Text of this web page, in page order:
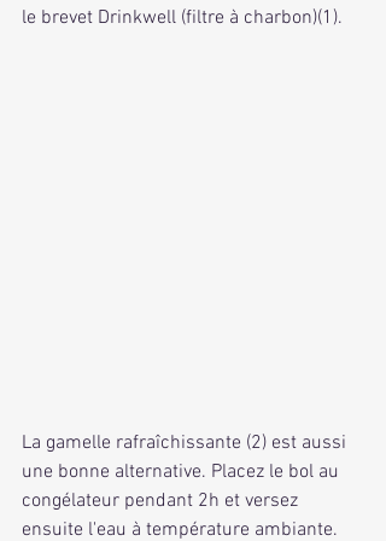
le brevet Drinkwell (filtre à charbon)(1).
La gamelle rafraîchissante (2) est aussi
une bonne alternative. Placez le bol au
congélateur pendant 2h et versez
ensuite l'eau à température ambiante.